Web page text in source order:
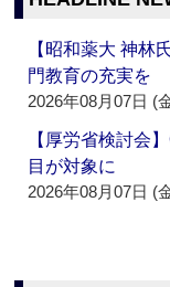
【昭和薬大 神林
門教育の充実を
2026年08月07日 (
【厚労省検討会
目が対象に
2026年08月07日 (